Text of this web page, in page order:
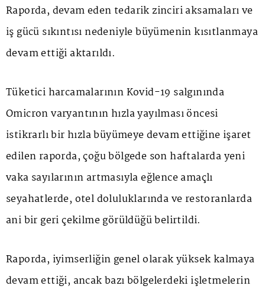
Raporda, devam eden tedarik zinciri aksamaları ve
iş gücü sıkıntısı nedeniyle büyümenin kısıtlanmaya
devam ettiği aktarıldı.
Tüketici harcamalarının Kovid-19 salgınında
Omicron varyantının hızla yayılması öncesi
istikrarlı bir hızla büyümeye devam ettiğine işaret
edilen raporda, çoğu bölgede son haftalarda yeni
vaka sayılarının artmasıyla eğlence amaçlı
seyahatlerde, otel doluluklarında ve restoranlarda
ani bir geri çekilme görüldüğü belirtildi.
Raporda, iyimserliğin genel olarak yüksek kalmaya
devam ettiği, ancak bazı bölgelerdeki işletmelerin